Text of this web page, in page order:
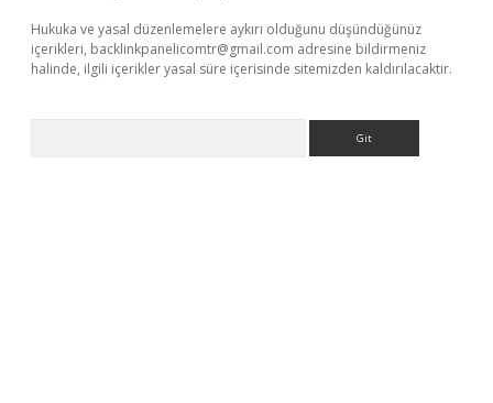
Hukuka ve yasal düzenlemelere aykırı olduğunu düşündüğünüz
içerikleri, backlinkpanelicomtr@gmail.com adresine bildirmeniz
halinde, ilgili içerikler yasal süre içerisinde sitemizden kaldırılacaktır.